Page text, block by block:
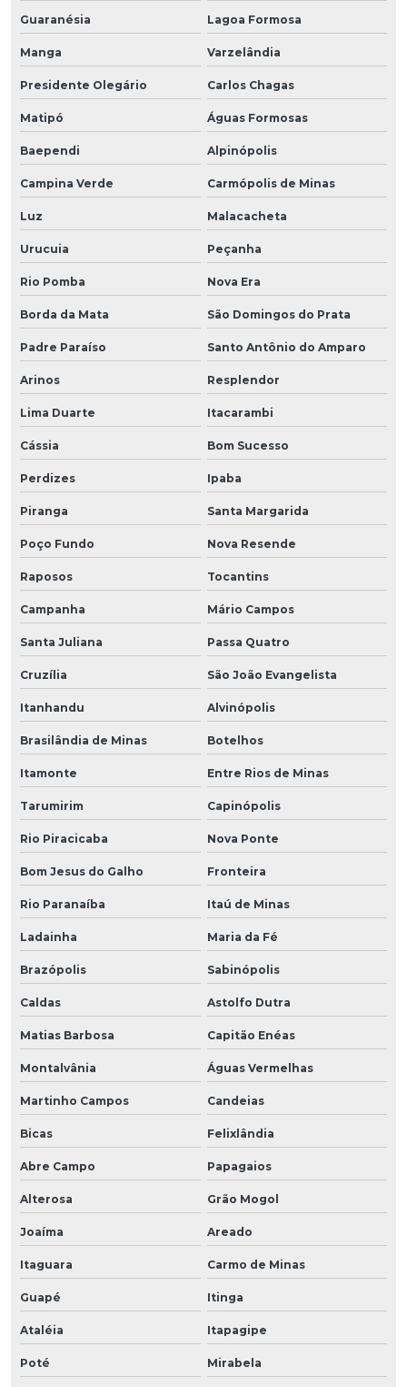
Guaranésia Lagoa Formosa
Manga Varzelândia
Presidente Olegário Carlos Chagas
Matipó Águas Formosas
Baependi Alpinópolis
Campina Verde Carmópolis de Minas
Luz Malacacheta
Urucuia Peçanha
Rio Pomba Nova Era
Borda da Mata São Domingos do Prata
Padre Paraíso Santo Antônio do Amparo
Arinos Resplendor
Lima Duarte Itacarambi
Cássia Bom Sucesso
Perdizes Ipaba
Piranga Santa Margarida
Poço Fundo Nova Resende
Raposos Tocantins
Campanha Mário Campos
Santa Juliana Passa Quatro
Cruzília São João Evangelista
Itanhandu Alvinópolis
Brasilândia de Minas Botelhos
Itamonte Entre Rios de Minas
Tarumirim Capinópolis
Rio Piracicaba Nova Ponte
Bom Jesus do Galho Fronteira
Rio Paranaíba Itaú de Minas
Ladainha Maria da Fé
Brazópolis Sabinópolis
Caldas Astolfo Dutra
Matias Barbosa Capitão Enéas
Montalvânia Águas Vermelhas
Martinho Campos Candeias
Bicas Felixlândia
Abre Campo Papagaios
Alterosa Grão Mogol
Joaíma Areado
Itaguara Carmo de Minas
Guapé Itinga
Ataléia Itapagipe
Poté Mirabela